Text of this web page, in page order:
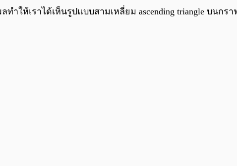
ำให้เราได้เห็นรูปแบบสามเหลี่ยม ascending triangle บนก